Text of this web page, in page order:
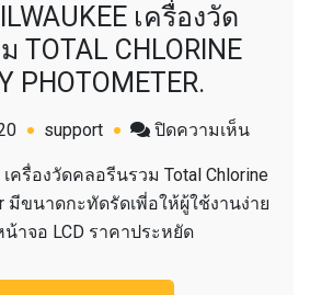
เครื่องวัด
TOTAL CHLORINE
PHOTOMETER.
support ปิดความเห็นบน
เครื่อง
เครื่องวัดคลอรีนรวม Total Chlorine
มีขนาดกะทัดรัดเพี่อให้ผู้ใช้งานง่าย
าจอ LCD ราคาประหยัด